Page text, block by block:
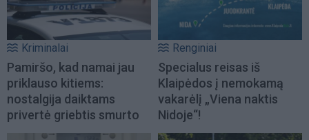
Kriminalai
Pamiršo, kad namai jau
priklauso kitiems:
nostalgija daiktams
privertė griebtis smurto
Renginiai
Specialus reisas iš
Klaipėdos į nemokamą
vakarėlį „Viena naktis
Nidoje“!